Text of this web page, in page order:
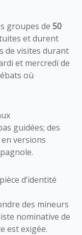
groupes de50
et durent
de visites durant
et mercredi de
où
guidées; des
versions
d’identité
des mineurs
nominative de
est exigée.